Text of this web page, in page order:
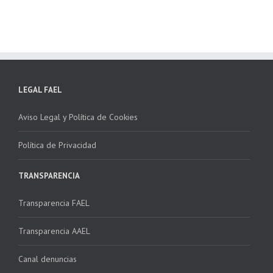
LEGAL FAEL
Aviso Legal y Política de Cookies
Política de Privacidad
TRANSPARENCIA
Transparencia FAEL
Transparencia AAEL
Canal denuncias